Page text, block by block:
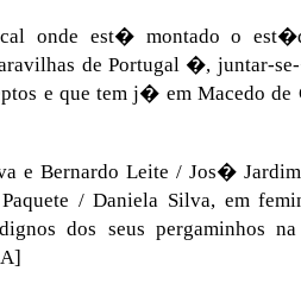
onde est� montado o
de Portugal �, juntar-
e que tem j� em Macedo
e Bernardo Leite / Jos�
/ Daniela Silva, em
dos seus pergaminhos